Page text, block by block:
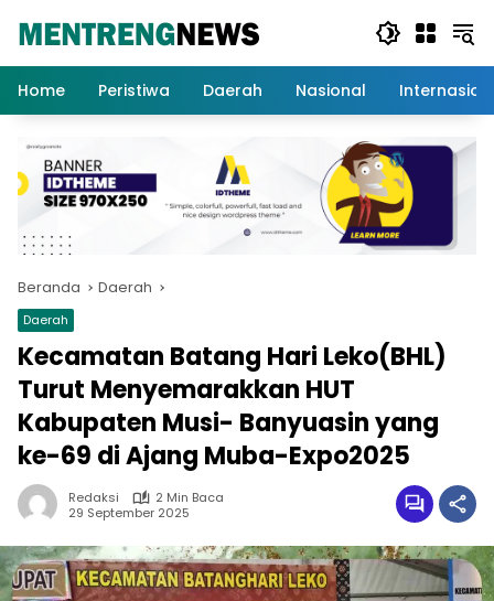
Home
Peristiwa Daerah Nasional
Beranda Daerah
Daerah
Kecamatan Batang Hari Leko(BHL)
Turut Menyemarakkan HUT
Kabupaten Musi- Banyuasin yang
ke-69 di Ajang Muba-Expo2025
Redaksi
2 Min Baca
29 September 2025